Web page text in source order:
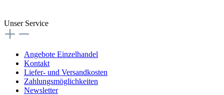
Unser Service
Angebote Einzelhandel
Kontakt
Liefer- und Versandkosten
Zahlungsmöglichkeiten
Newsletter